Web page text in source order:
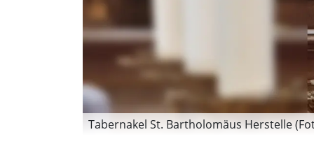
Tabernakel St. Bartholomäus Herstelle